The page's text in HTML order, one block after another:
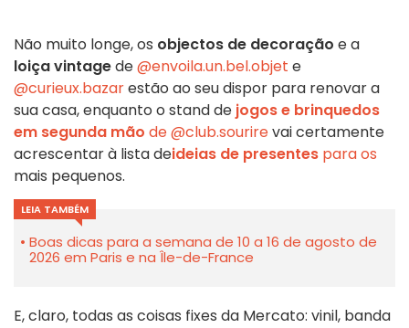
Não muito longe, os objectos de decoração e a
loiça vintagede@envoila.un.bel.objet e
@curieux.bazarestão ao seu dispor para renovar a
sua casa, enquanto o stand de jogos e brinquedos
em segunda mão de@club.sourirevai certamente
acrescentar à lista deideias de presentes para os
mais pequenos.
LEIA TAMBÉM
Boas dicas para a semana de 10 a 16 de agosto de
2026 em Paris e na Île-de-France
E, claro, todas as coisas fixes da Mercato: vinil, banda